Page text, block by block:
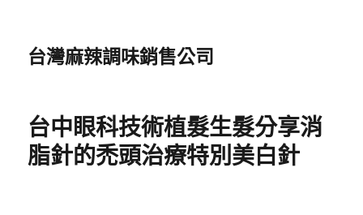
台灣麻辣調味銷售公司
台中眼科技術植髮生髮分享消
脂針的禿頭治療特別美白針